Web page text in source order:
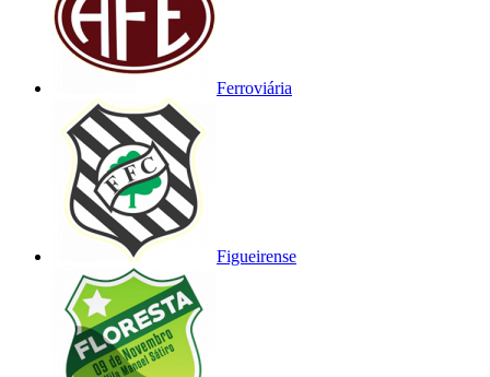
Ferroviária
Figueirense